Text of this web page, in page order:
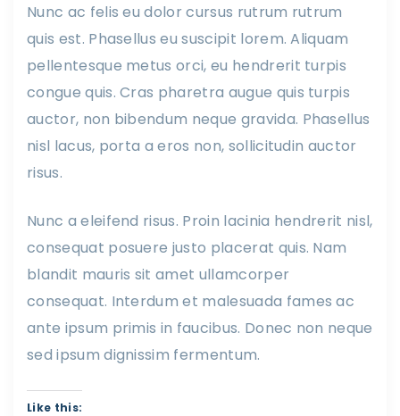
Nunc ac felis eu dolor cursus rutrum rutrum
quis est. Phasellus eu suscipit lorem. Aliquam
pellentesque metus orci, eu hendrerit turpis
congue quis. Cras pharetra augue quis turpis
auctor, non bibendum neque gravida. Phasellus
nisl lacus, porta a eros non, sollicitudin auctor
risus.
Nunc a eleifend risus. Proin lacinia hendrerit nisl,
consequat posuere justo placerat quis. Nam
blandit mauris sit amet ullamcorper
consequat. Interdum et malesuada fames ac
ante ipsum primis in faucibus. Donec non neque
sed ipsum dignissim fermentum.
Like this: